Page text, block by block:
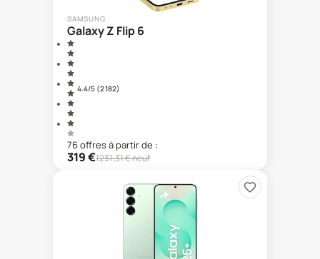
SAMSUNG
Galaxy Z Flip 6
4.4/5 (2 182)
76offresà partir de :
319€1231,31€ neuf